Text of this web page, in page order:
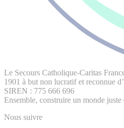
Le Secours Catholique-Caritas
1901 à but non lucratif et reconnue
SIREN : 775 666 696
Ensemble, construire un monde juste
Nous suivre